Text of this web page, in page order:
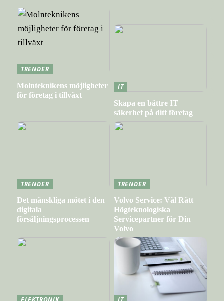
TRENDER
Molnteknikens möjligheter
för företag i tillväxt
IT
Skapa en bättre IT
säkerhet på ditt företag
TRENDER
Det mänskliga mötet i den
digitala
försäljningsprocessen
TRENDER
Volvo Service: Väl Rätt
Högteknologiska
Servicepartner för Din
Volvo